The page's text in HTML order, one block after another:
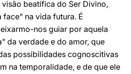
beatífica do Ser Divino,
na vida futura. É
nos guiar por aquela
da verdade e do amor, que
possibilidades cognoscitivas
na temporalidade, e de que ele